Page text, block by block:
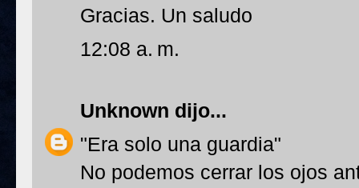
Gracias. Un saludo
12:08 a. m.
Unknown dijo...
"Era solo una guardia"
No podemos cerrar los ojos